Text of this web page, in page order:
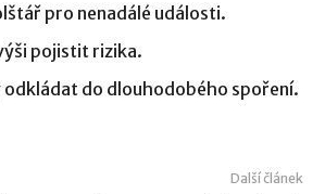
pro nenadálé události.
pojistit rizika.
odkládat do dlouhodobého spoření.
Další článek